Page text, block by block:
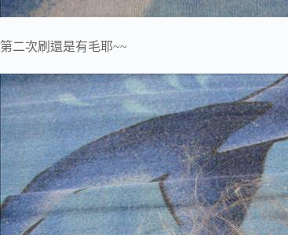
第二次刷還是有毛耶~~